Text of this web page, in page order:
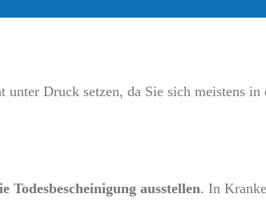
Druck setzen, da Sie sich meistens
Todesbescheinigung ausstellen. In